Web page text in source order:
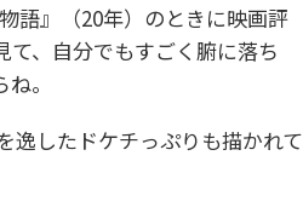
語』（20年）のときに映画評
、自分でもすごく腑に落ち
。
したドケチっぷりも描かれて